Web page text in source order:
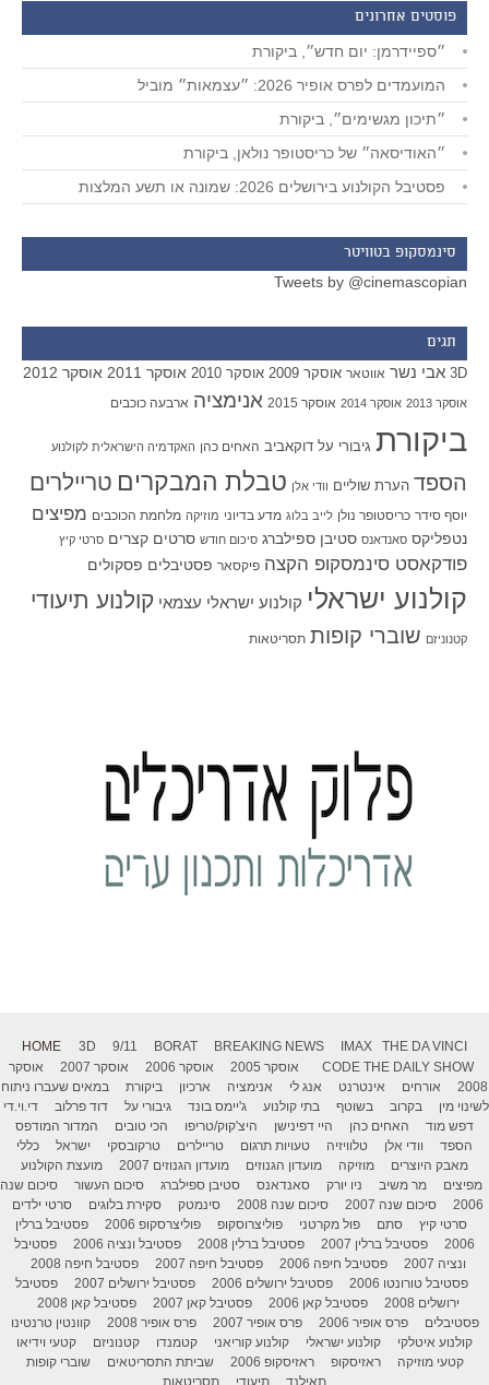
פוסטים אחרונים
״ספיידרמן: יום חדש״, ביקורת
המועמדים לפרס אופיר 2026: ״עצמאות״ מוביל
״תיכון מגשימים״, ביקורת
״האודיסאה״ של כריסטופר נולאן, ביקורת
פסטיבל הקולנוע בירושלים 2026: שמונה או תשע המלצות
סינמסקופ בטוויטר
Tweets by @cinemascopian
תגים
3D אבי נשר אווטאר אוסקר 2009 אוסקר 2010 אוסקר 2011 אוסקר 2012
אוסקר 2013 אוסקר 2014 אוסקר 2015 אנימציה ארבעה כוכבים
ביקורת גיבורי על דוקאביב האחים כהן האקדמיה הישראלית לקולנוע
הספד הערת שוליים וודי אלן טבלת המבקרים טריילרים
יוסף סידר כריסטופר נולן לייב בלוג מדע בדיוני מוזיקה מלחמת הכוכבים מפיצים
נטפליקס סאנדאנס סטיבן ספילברג סיכום חודש סרטים קצרים סרטי קיץ
פודקאסט סינמסקופ הקצה פיקסאר פסטיבלים פסקולים
קולנוע ישראלי קולנוע ישראלי עצמאי קולנוע תיעודי
קטנוניזם שוברי קופות תסריטאות
HOME 3D 9/11 BORAT BREAKING NEWS IMAX
THE DA VINCI
CODE THE DAILY SHOW אוסקר 2005 אוסקר 2006 אוסקר 2007
אוסקר
2008
אורחים אינטרנט אנג לי אנימציה ארכיון ביקורת
במאים שעברו ניתוח
לשינוי מין
בקרוב בשוטף בתי קולנוע ג'יימס בונד גיבורי על דוד פרלוב
די.וי.די
דפש מוד
האחים כהן היי דפינישן היצ'קוק/טריפו הכי טובים
המדור המודפס
הספד
וודי אלן טלוויזיה טעויות תרגום טריילרים טרקובסקי ישראל
כללי
מאבק היוצרים
מוזיקה מועדון הגנוזים מועדון הגנוזים 2007
מועצת הקולנוע
מפיצים
מר משיב ניו יורק סאנדאנס סטיבן ספילברג סיכום העשור
סיכום שנה
2006
סיכום שנה 2007 סיכום שנה 2008 סינמטק סקירת בלוגים
סרטי ילדים
סרטי קיץ
סתם פול מקרטני פוליצרוסקופ פוליצרסקופ 2006
פסטיבל ברלין
2006
פסטיבל ברלין 2007 פסטיבל ברלין 2008 פסטיבל ונציה 2006
פסטיבל
ונציה 2007
פסטיבל חיפה 2006 פסטיבל חיפה 2007
פסטיבל חיפה 2008
פסטיבל טורונטו 2006
פסטיבל ירושלים 2006 פסטיבל ירושלים 2007
פסטיבל
ירושלים 2008
פסטיבל קאן 2006 פסטיבל קאן 2007
פסטיבל קאן 2008
פסטיבלים
פרס אופיר 2006 פרס אופיר 2007 פרס אופיר 2008
קוונטין טרנטינו
קולנוע איטלקי
קולנוע ישראלי קולנוע קוריאני קטמנדו קטנוניזם
קטעי וידיאו
קטעי מוזיקה
ראזיסקופ ראזיסקופ 2006 שביתת התסריטאים
שוברי קופות
תאילנד
תיעודי תסריטאות